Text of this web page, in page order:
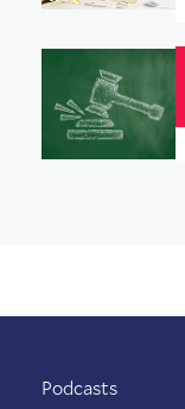
Podcasts